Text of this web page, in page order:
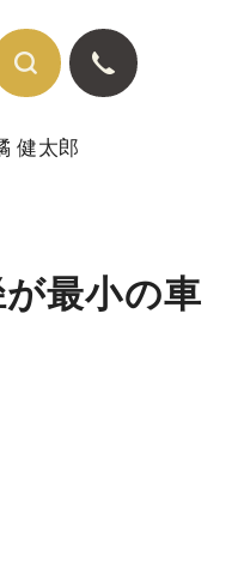
健太郎
最小の車